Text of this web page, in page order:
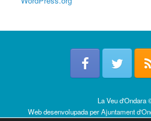
La Veu d'Ondara
Web desenvolupada perAjuntament